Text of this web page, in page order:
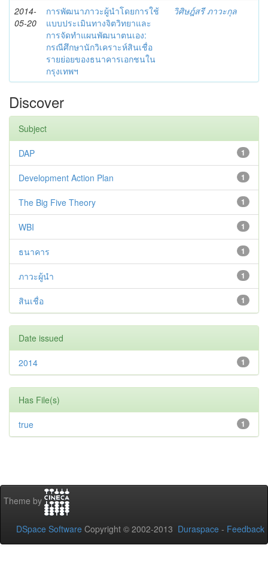
2014-
05-20
การพัฒนาภาวะผู้นำโดยการใช้
แบบประเมินทางจิตวิทยาและ
การจัดทำแผนพัฒนาตนเอง:
กรณีศึกษานักวิเคราะห์สินเชื่อ
รายย่อยของธนาคารเอกชนใน
กรุงเทพฯ
วิศิษฎ์สรี ภาวะกุล
Discover
Subject
1
DAP
1
Development Action Plan
1
The Big Five Theory
1
WBI
1
ธนาคาร
1
ภาวะผู้นำ
1
สินเชื่อ
Date issued
1
2014
Has File(s)
1
true
Theme by
DSpace Software Copyright © 2002-2013 Duraspace - Feedback